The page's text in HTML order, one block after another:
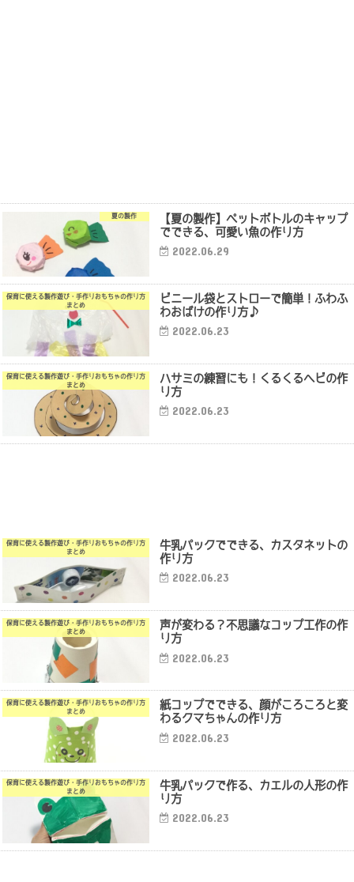
夏の製作
【夏の製作】ペットボトルのキャップ
でできる、可愛い魚の作り方
2022.06.29
保育に使える製作遊び・手作りおもちゃの作り方
まとめ
ビニール袋とストローで簡単！ふわふ
わおばけの作り方♪
2022.06.23
保育に使える製作遊び・手作りおもちゃの作り方
まとめ
ハサミの練習にも！くるくるヘビの作
り方
2022.06.23
保育に使える製作遊び・手作りおもちゃの作り方
まとめ
牛乳パックでできる、カスタネットの
作り方
2022.06.23
保育に使える製作遊び・手作りおもちゃの作り方
まとめ
声が変わる？不思議なコップ工作の作
り方
2022.06.23
保育に使える製作遊び・手作りおもちゃの作り方
まとめ
紙コップでできる、顔がころころと変
わるクマちゃんの作り方
2022.06.23
保育に使える製作遊び・手作りおもちゃの作り方
まとめ
牛乳パックで作る、カエルの人形の作
り方
2022.06.23